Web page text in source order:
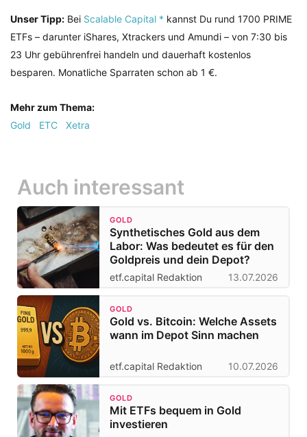
Unser Tipp: Bei Scalable Capital * kannst Du rund 1700 PRIME
ETFs – darunter iShares, Xtrackers und Amundi – von 7:30 bis
23 Uhr gebührenfrei handeln und dauerhaft kostenlos
besparen. Monatliche Sparraten schon ab 1 €.
Mehr zum Thema:
Gold
ETC Xetra
Auch interessant
GOLD
Synthetisches Gold aus dem
Labor: Was bedeutet es für den
Goldpreis und dein Depot?
etf.capital Redaktion 13.07.2026
GOLD
Gold vs. Bitcoin: Welche Assets
wann im Depot Sinn machen
etf.capital Redaktion 10.07.2026
GOLD
Mit ETFs bequem in Gold
investieren